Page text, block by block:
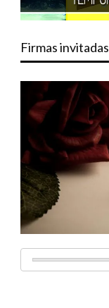
Firmas invitadas